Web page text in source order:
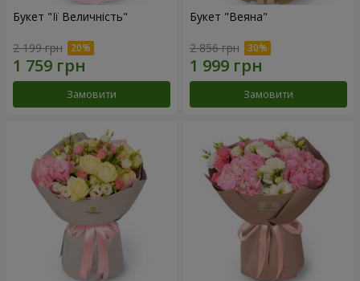
Букет "Її Величність"
2 199 грн
Замовити
Букет "Веяна"
2 856 грн
Замовити